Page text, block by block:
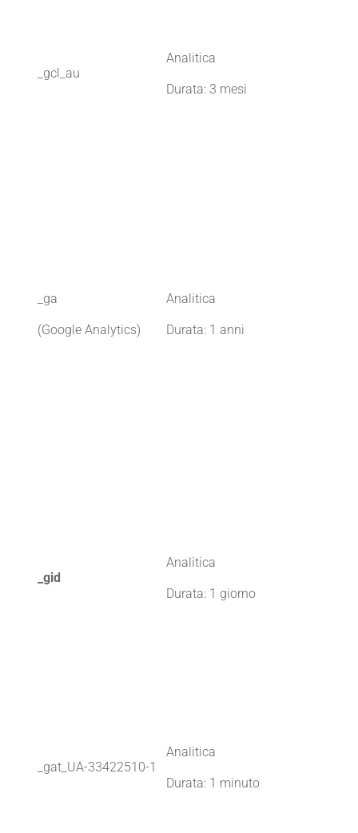
_gcl_au
Analitica
Durata: 3 mesi
_ga
(Google Analytics)
Analitica
Durata: 1 anni
_gid
Analitica
Durata: 1 giorno
_gat_UA-33422510-1
Analitica
Durata: 1 minuto